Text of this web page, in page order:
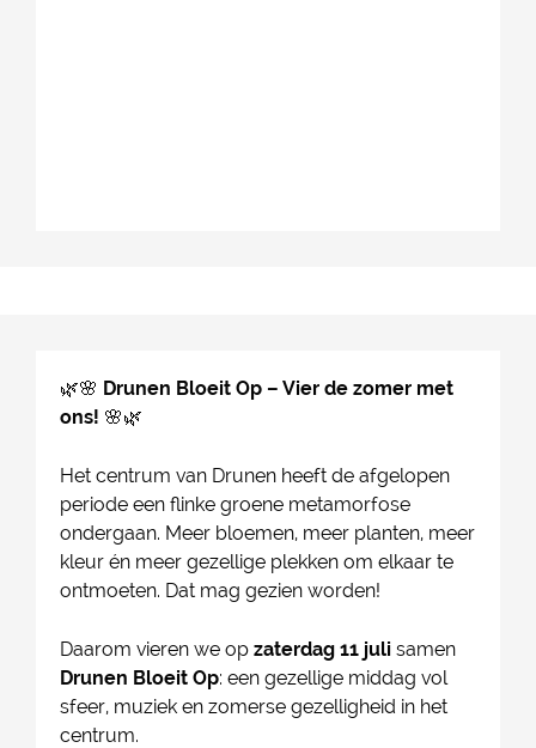
🌿🌸 Drunen Bloeit Op – Vier de zomer met
ons! 🌸🌿
Het centrum van Drunen heeft de afgelopen
periode een flinke groene metamorfose
ondergaan. Meer bloemen, meer planten, meer
kleur én meer gezellige plekken om elkaar te
ontmoeten. Dat mag gezien worden!
Daarom vieren we op zaterdag 11 juli samen
Drunen Bloeit Op: een gezellige middag vol
sfeer, muziek en zomerse gezelligheid in het
centrum.